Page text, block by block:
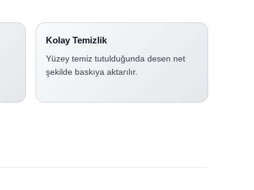
Kolay Temizlik
Yüzey temiz tutulduğunda desen net
şekilde baskıya aktarılır.